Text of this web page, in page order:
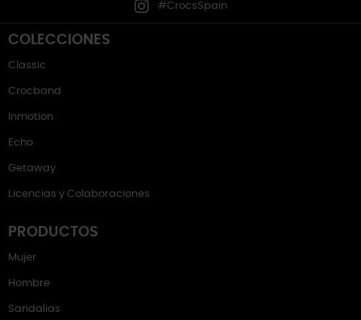
#CrocsSpain
COLECCIONES
Classic
Crocband
Inmotion
Echo
Getaway
Licencias y Colaboraciones
PRODUCTOS
Mujer
Hombre
Sandalias